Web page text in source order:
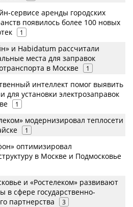
сервисе аренды городских
появилось более 100 новых
1
и Habidatum рассчитали
места для заправок
в Москве
1
интеллект помог выявить
для установки электрозаправок
1
модернизировал теплосети
1
оптимизировал
в Москве и Подмосковье
и «Ростелеком» развивают
в сфере государственно-
партнерства
3